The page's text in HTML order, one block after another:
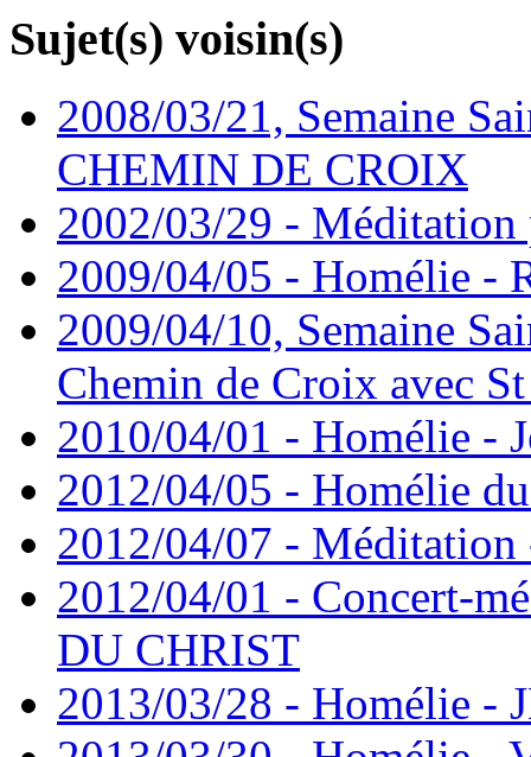
Sujet(s) voisin(s)
2008/03/21, Semaine
CHEMIN DE CROIX
2002/03/29 - Méditation
2009/04/05 - Homélie -
2009/04/10, Semaine
Chemin de Croix avec
2010/04/01 - Homélie -
2012/04/05 - Homélie
2012/04/07 - Méditation
2012/04/01 - Concert-
DU CHRIST
2013/03/28 - Homélie -